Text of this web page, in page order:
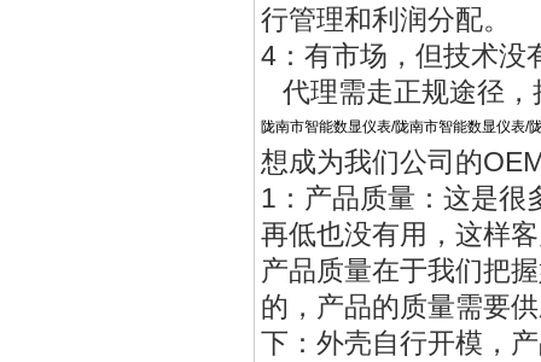
行管理和利润分配。
4：有市场，但技术没
代理需走正规途径，
陇南市智能数显仪表/陇南市智能数显仪表/
想成为我们公司的
1：产品质量：这是很
再低也没有用，这样
产品质量在于我们把
的，产品的质量需要
下：外壳自行开模，